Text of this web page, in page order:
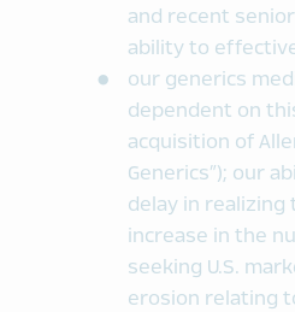
and recent
ability to
our generics
dependent on
acquisition of
Generics”); our
delay in
increase in the
seeking U.S.
erosion relating